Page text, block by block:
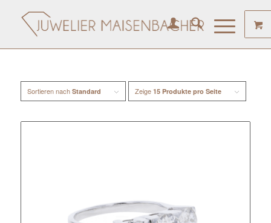
Sortieren nach Standard Zeige 15 Produkte pro Seite